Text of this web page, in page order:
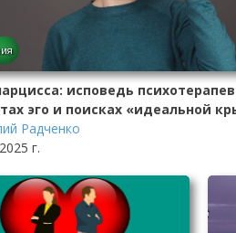
исповедь
эго и поисках «идеальной
Радченко
г.